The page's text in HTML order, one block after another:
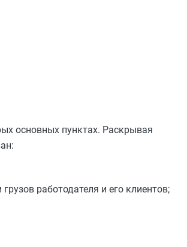
основных пунктах. Раскрывая
работодателя и его клиентов;